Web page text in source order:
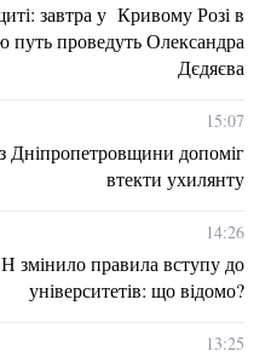
завтра у Кривому Розі в
путь проведуть Олександра
Дєдяєва
15:07
Дніпропетровщини допоміг
втекти ухилянту
14:26
змінило правила вступу до
університетів: що відомо?
13:25